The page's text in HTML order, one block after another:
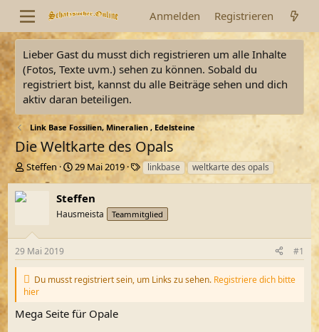
Anmelden Registrieren
Lieber Gast du musst dich registrieren um alle Inhalte
(Fotos, Texte uvm.) sehen zu können. Sobald du
registriert bist, kannst du alle Beiträge sehen und dich
aktiv daran beteiligen.
Link Base Fossilien, Mineralien , Edelsteine
Die Weltkarte des Opals
E
s
t
l
e
Steffen
E
s
t
e
l
m
29 Mai 2019
S
l
a
w
t
linkbase weltkarte des opals
Steffen
Hausmeista Teammitglied
29 Mai 2019 #1
Du musst registriert sein, um Links zu sehen. Registriere dich bitte
hier
Mega Seite für Opale